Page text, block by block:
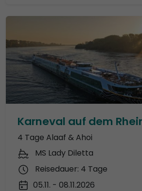
Karneval auf dem
4 Tage Alaaf & Ahoi
MS Lady Diletta
Reisedauer: 4 Tage
05.11. - 08.11.2026